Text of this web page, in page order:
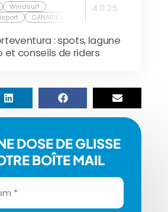
Windsurf
CANARIES
4.11.25
: spots, lagune
et conseils de riders
DOSE DE GLISSE
BOÎTE MAIL